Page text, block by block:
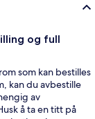
og full
som kan bestilles
kan du avbestille
av
å ta en titt på